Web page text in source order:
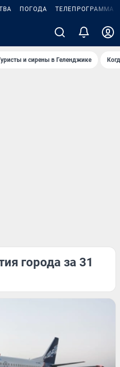
ПОГОДА ТЕЛЕПРОГРАММА
и сирены в Геленджике
города за 31